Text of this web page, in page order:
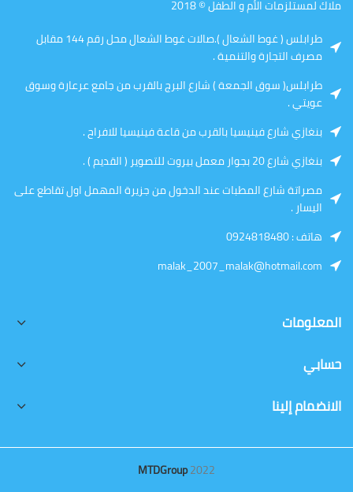
ملاك لمستلزمات الأم و الطفل © 2018
طرابلس ( غوط الشعال ).صالات غوط الشعال محل رقم 144 مقابل
مصرف التجارة والتنمية .
طرابلس( سوق الجمعة ) شارع البرج بالقرب من جامع عرعارة وسوق
عويتي .
بنغازي شارع فينيسيا بالقرب من قاعة فينيسيا للافراح .
بنغازي شارع 20 بجوار معمل بيروت للتصوير ( القديم ) .
مصراتة شارع المطبات عند الدخول من جزيرة المهمل اول تقاطع على
اليسار .
هاتف : 0924818480
malak_2007_malak@hotmail.com
المعلومات
حسابي
الانضمام إلينا
MTDGroup2022